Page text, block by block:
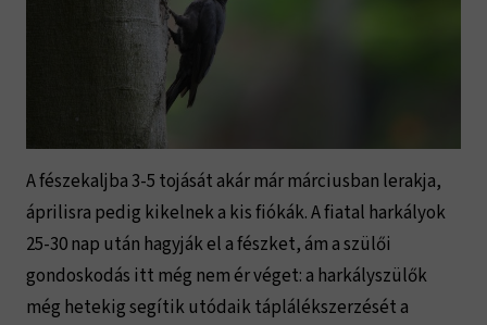
A fészekaljba 3-5 tojását akár már márciusban lerakja,
áprilisra pedig kikelnek a kis fiókák. A fiatal harkályok
25-30 nap után hagyják el a fészket, ám a szülői
gondoskodás itt még nem ér véget: a harkályszülők
még hetekig segítik utódaik táplálékszerzését a